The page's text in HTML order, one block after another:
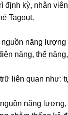
kỳ, nhân
Tagout.
năng
năng, thế
liên quan như:
năng